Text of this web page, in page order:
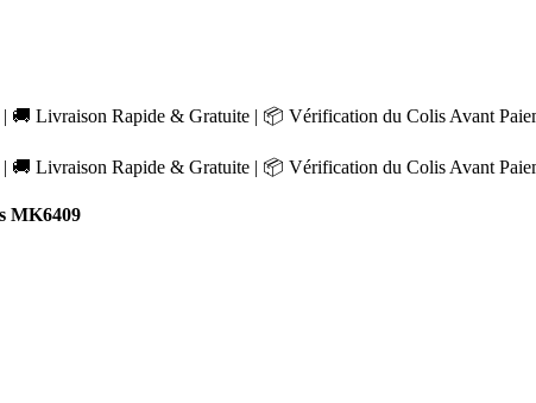
🚚 Livraison Rapide & Gratuite | 📦 Vérification du Colis Avant
🚚 Livraison Rapide & Gratuite | 📦 Vérification du Colis Avant
MK6409